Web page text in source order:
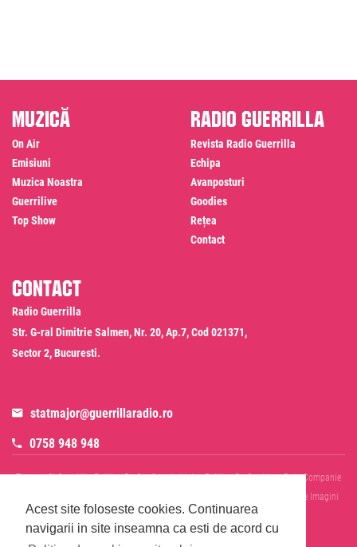
Acest site foloseste cookies. Continuarea
navigarii in site inseamna ca esti de acord cu
Muzică
On Air
Emisiuni
Muzica Noastra
Guerrilive
Top Show
Radio Guerrilla
Revista Radio Guerrilla
Echipa
Avanposturi
Goodies
Rețea
Contact
Contact
Radio Guerrilla
Str. G-ral Dimitrie Salmen, Nr. 20, Ap.7, Cod 021371,
Sector 2, Bucuresti.
statmajor@guerrillaradio.ro
0758 948 948
Termeni Si Conditii Politica De Confidentialitate Politica De Cookies
Date Companie
Informare Prelucrare Imagini
Evenimente
Cod Deontologic